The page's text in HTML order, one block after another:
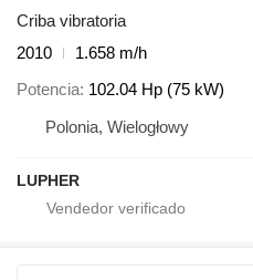
Criba vibratoria
2010
1.658 m/h
Potencia 102.04 Hp (75 kW)
Polonia, Wielogłowy
LUPHER